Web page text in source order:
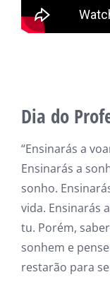
Dia do
“Ensinarás a
Ensinarás a
sonho.
vida. Ensinarás
tu. Porém,
sonhem e
restarão para